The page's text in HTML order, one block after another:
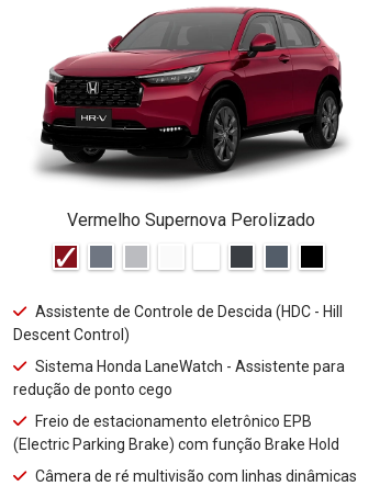
Vermelho Supernova Perolizado
Assistente de Controle de Descida (HDC - Hill
Descent Control)
Sistema Honda LaneWatch - Assistente para
redução de ponto cego
Freio de estacionamento eletrônico EPB
(Electric Parking Brake) com função Brake Hold
Câmera de ré multivisão com linhas dinâmicas